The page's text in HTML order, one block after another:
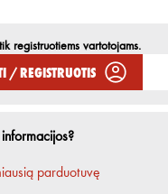
registruotiems vartotojams.
/ Registruotis
parduotuvę